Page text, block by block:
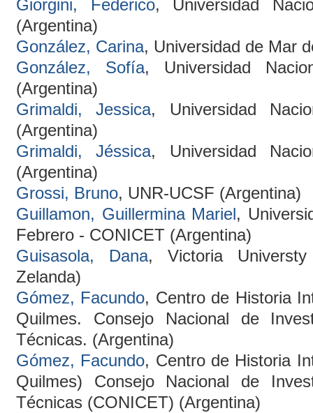
Giorgini, Federico, Universidad
(Argentina)
González, Carina, Universidad de Mar
González, Sofía, Universidad
(Argentina)
Grimaldi, Jessica, Universidad
(Argentina)
Grimaldi, Jéssica, Universidad
(Argentina)
Grossi, Bruno, UNR-UCSF (Argentina)
Guillamon, Guillermina Mariel,
Febrero - CONICET (Argentina)
Guisasola, Dana, Victoria
Zelanda)
Gómez, Facundo, Centro de Historia
Quilmes. Consejo Nacional de
Técnicas. (Argentina)
Gómez, Facundo, Centro de Historia
Quilmes) Consejo Nacional de
Técnicas (CONICET) (Argentina)